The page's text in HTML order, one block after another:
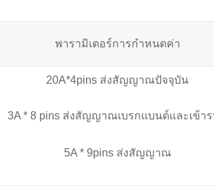
พารามิเตอร์การกำหนดค่า
20A*4pins ส่งสัญญาณปัจจุบัน
3A * 8 pins ส่งสัญญาณเบรกแบนด์และเข้า
5A * 9pins ส่งสัญญาณ